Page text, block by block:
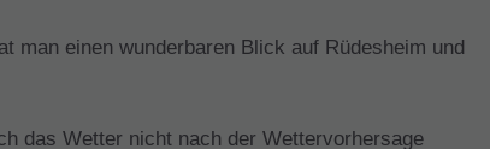
man einen wunderbaren Blick auf Rüdesheim und
das Wetter nicht nach der Wettervorhersage